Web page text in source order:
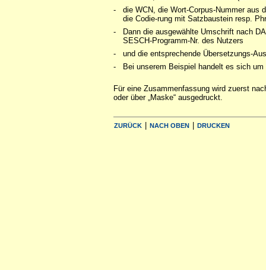
-
die WCN, die Wort-Corpus-Nummer aus
die Codie-rung mit Satzbaustein resp.
-
Dann die ausgewählte Umschrift nach
SESCH-Programm-Nr. des Nutzers
-
und die entsprechende Übersetzungs-
-
Bei unserem Beispiel handelt es sich
Für eine Zusammenfassung wird zuerst
oder über „Maske“ ausgedruckt.
ZURÜCK NACH OBEN DRUCKEN